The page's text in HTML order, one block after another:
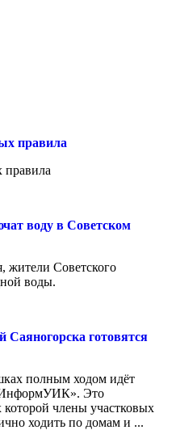
правила
правила
воду в Советском
жители Советского
воды.
готовятся
полным ходом идёт
Это
члены участковых
ходить по домам и ...